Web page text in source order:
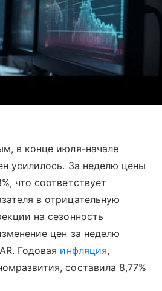
в конце июля-начале
усилилось. За неделю цены
что соответствует
в отрицательную
на сезонность
цен за неделю
Годовая инфляция,
составила 8,77%